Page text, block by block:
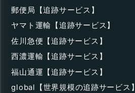
郵便局【追跡サービス】
ヤマト運輸【追跡サービス】
佐川急便【追跡サービス】
西濃運輸【追跡サービス】
福山通運【追跡サービス】
global【世界規模の追跡サービス】